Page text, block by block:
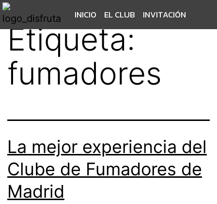
INICIO EL CLUB INVITACIÓN
Etiqueta:
fumadores
La mejor experiencia del
Clube de Fumadores de
Madrid